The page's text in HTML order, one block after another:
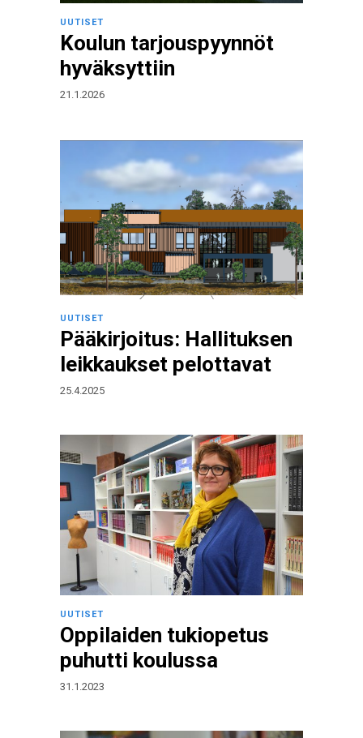
UUTISET
Koulun tarjouspyynnöt
hyväksyttiin
21.1.2026
UUTISET
Pääkirjoitus: Hallituksen
leikkaukset pelottavat
25.4.2025
UUTISET
Oppilaiden tukiopetus
puhutti koulussa
31.1.2023